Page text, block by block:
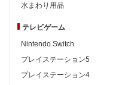
水まわり用品
テレビゲーム
Nintendo Switch
プレイステーション5
プレイステーション4